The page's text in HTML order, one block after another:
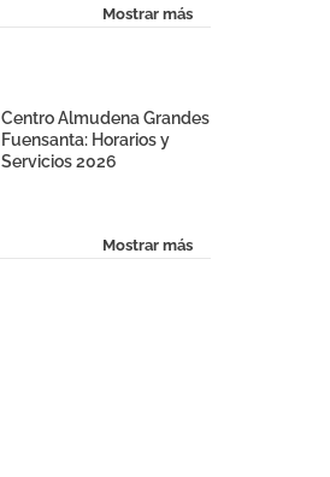
Mostrar más
Centro Almudena Grandes
Fuensanta: Horarios y
Servicios 2026
Mostrar más